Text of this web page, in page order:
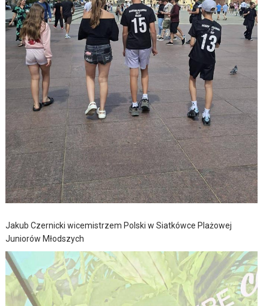
Jakub Czernicki wicemistrzem Polski w Siatkówce Plażowej
Juniorów Młodszych